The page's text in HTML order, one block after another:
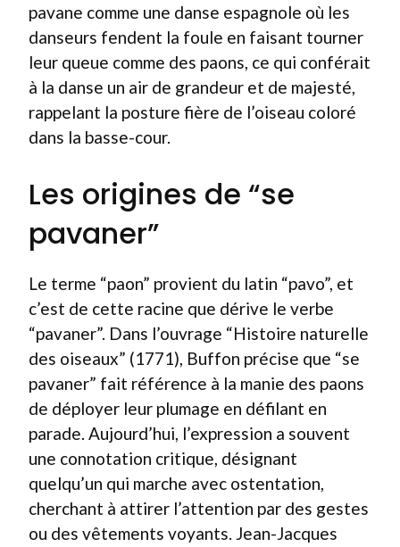
pavane comme une danse espagnole où les
danseurs fendent la foule en faisant tourner
leur queue comme des paons, ce qui conférait
à la danse un air de grandeur et de majesté,
rappelant la posture fière de l’oiseau coloré
dans la basse-cour.
Les origines de “se
pavaner”
Le terme “paon” provient du latin “pavo”, et
c’est de cette racine que dérive le verbe
“pavaner”. Dans l’ouvrage “Histoire naturelle
des oiseaux” (1771), Buffon précise que “se
pavaner” fait référence à la manie des paons
de déployer leur plumage en défilant en
parade. Aujourd’hui, l’expression a souvent
une connotation critique, désignant
quelqu’un qui marche avec ostentation,
cherchant à attirer l’attention par des gestes
ou des vêtements voyants. Jean-Jacques